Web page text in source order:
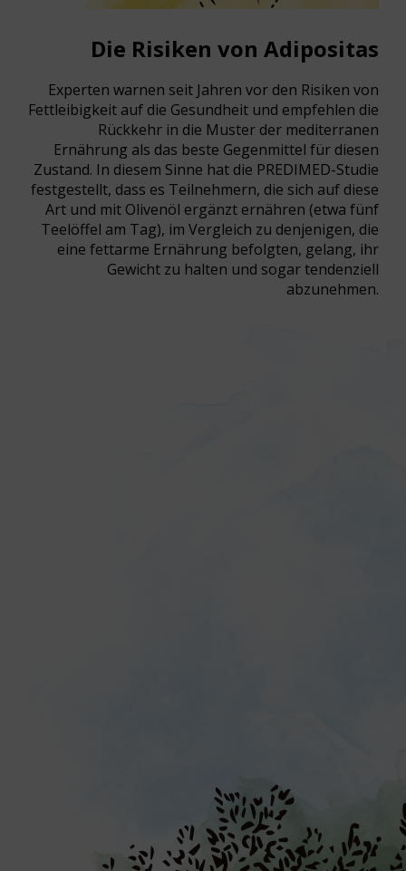
Die Risiken von Adipositas
Experten warnen seit Jahren vor den Risiken von
Fettleibigkeit auf die Gesundheit und empfehlen die
Rückkehr in die Muster der mediterranen
Ernährung als das beste Gegenmittel für diesen
Zustand. In diesem Sinne hat die PREDIMED-Studie
festgestellt, dass es Teilnehmern, die sich auf diese
Art und mit Olivenöl ergänzt ernähren (etwa fünf
Teelöffel am Tag), im Vergleich zu denjenigen, die
eine fettarme Ernährung befolgten, gelang, ihr
Gewicht zu halten und sogar tendenziell
abzunehmen.